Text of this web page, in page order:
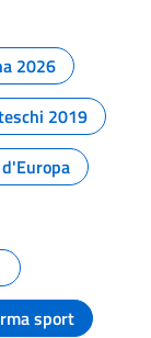
2026
2019
sport